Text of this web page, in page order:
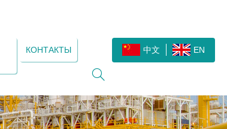
КОНТАКТЫ 中文 EN
